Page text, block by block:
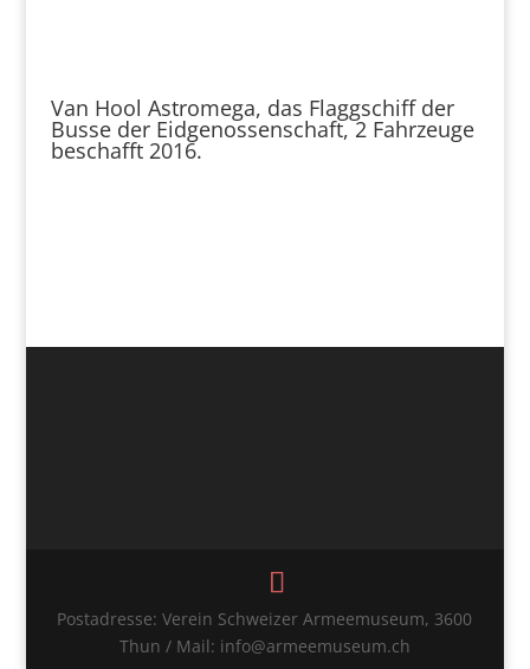
Van Hool Astromega, das Flaggschiff der
Busse der Eidgenossenschaft, 2 Fahrzeuge
beschafft 2016.
Postadresse: Verein Schweizer Armeemuseum, 3600
Thun / Mail: info@armeemuseum.ch